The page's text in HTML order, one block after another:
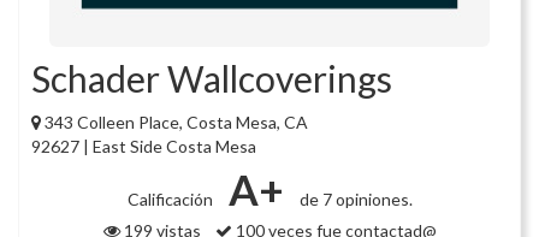
Schader Wallcoverings
343 Colleen Place, Costa Mesa, CA
92627 | East Side Costa Mesa
Calificación A+
de 7 opiniones.
199 vistas
100 veces fue contactad@